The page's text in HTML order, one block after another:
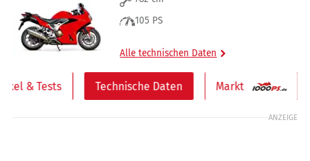
105 PS
Alle technischen Daten
& Tests Technische Daten Markt
ANZEIGE